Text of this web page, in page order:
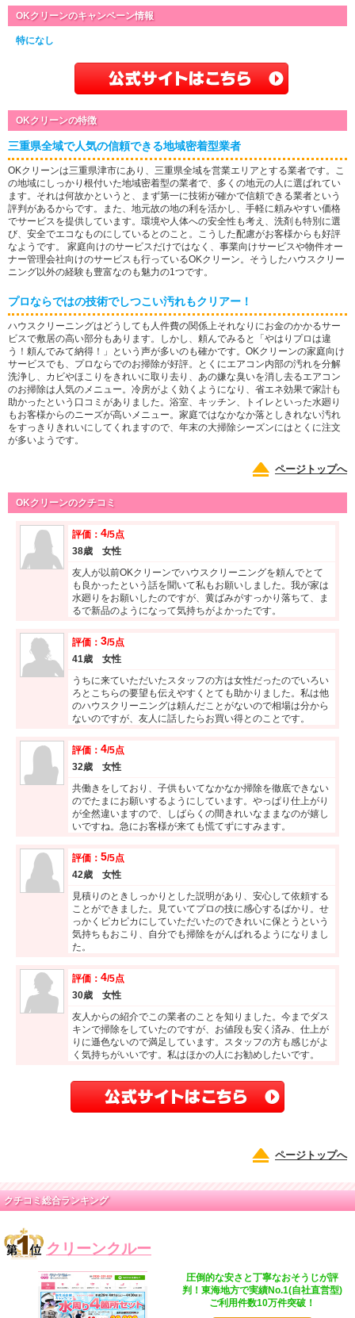
OKクリーンのキャンペーン情報
特になし
OKクリーンの特徴
三重県全域で人気の信頼できる地域密着型業者
OKクリーンは三重県津市にあり、三重県全域を営業エリアとする業者です。こ
の地域にしっかり根付いた地域密着型の業者で、多くの地元の人に選ばれてい
ます。それは何故かというと、まず第一に技術が確かで信頼できる業者という
評判があるからです。また、地元故の地の利を活かし、手軽に頼みやすい価格
でサービスを提供しています。環境や人体への安全性も考え、洗剤も特別に選
び、安全でエコなものにしているとのこと。こうした配慮がお客様からも好評
なようです。 家庭向けのサービスだけではなく、事業向けサービスや物件オー
ナー管理会社向けのサービスも行っているOKクリーン。そうしたハウスクリー
ニング以外の経験も豊富なのも魅力の1つです。
プロならではの技術でしつこい汚れもクリアー！
ハウスクリーニングはどうしても人件費の関係上それなりにお金のかかるサー
ビスで敷居の高い部分もあります。しかし、頼んでみると「やはりプロは違
う！頼んでみて納得！」という声が多いのも確かです。OKクリーンの家庭向け
サービスでも、プロならでのお掃除が好評。とくにエアコン内部の汚れを分解
洗浄し、カビやほこりをきれいに取り去り、あの嫌な臭いを消し去るエアコン
のお掃除は人気のメニュー。冷房がよく効くようになり、省エネ効果で家計も
助かったという口コミがありました。浴室、キッチン、トイレといった水廻り
もお客様からのニーズが高いメニュー。家庭ではなかなか落としきれない汚れ
をすっきりきれいにしてくれますので、年末の大掃除シーズンにはとくに注文
が多いようです。
ページトップへ
OKクリーンのクチコミ
評価： 4/5点
38歳 女性
友人が以前OKクリーンでハウスクリーニングを頼んでとて
も良かったという話を聞いて私もお願いしました。我が家は
水廻りをお願いしたのですが、黄ばみがすっかり落ちて、ま
るで新品のようになって気持ちがよかったです。
評価： 3/5点
41歳 女性
うちに来ていただいたスタッフの方は女性だったのでいろい
ろとこちらの要望も伝えやすくとても助かりました。私は他
のハウスクリーニングは頼んだことがないので相場は分から
ないのですが、友人に話したらお買い得とのことです。
評価： 4/5点
32歳 女性
共働きをしており、子供もいてなかなか掃除を徹底できない
のでたまにお願いするようにしています。やっぱり仕上がり
が全然違いますので、しばらくの間きれいなままなのが嬉し
いですね。急にお客様が来ても慌てずにすみます。
評価： 5/5点
42歳 女性
見積りのときしっかりとした説明があり、安心して依頼する
ことができました。見ていてプロの技に感心するばかり。せ
っかくピカピカにしていただいたのできれいに保とうという
気持ちもおこり、自分でも掃除をがんばれるようになりまし
た。
評価： 4/5点
30歳 女性
友人からの紹介でこの業者のことを知りました。今までダス
キンで掃除をしていたのですが、お値段も安く済み、仕上が
りに遜色ないので満足しています。スタッフの方も感じがよ
く気持ちがいいです。私はほかの人にお勧めしたいです。
ページトップへ
クチコミ総合ランキング
クリーンクルー
圧倒的な安さと丁寧なおそうじが評
判！東海地方で実績No.1(自社直営型)
ご利用件数10万件突破！